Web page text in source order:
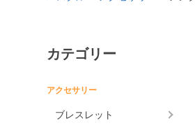
カテゴリー
アクセサリー
ブレスレット